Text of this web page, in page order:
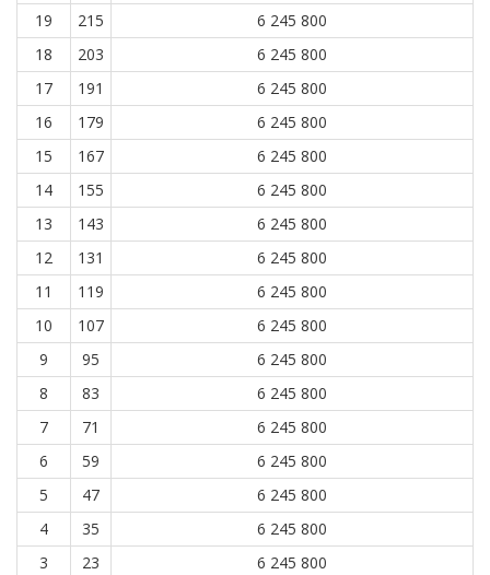
19
215
6 245 800
18
203
6 245 800
17
191
6 245 800
16
179
6 245 800
15
167
6 245 800
14
155
6 245 800
13
143
6 245 800
12
131
6 245 800
11
119
6 245 800
10
107
6 245 800
9
95
6 245 800
8
83
6 245 800
7
71
6 245 800
6
59
6 245 800
5
47
6 245 800
4
35
6 245 800
3
23
6 245 800